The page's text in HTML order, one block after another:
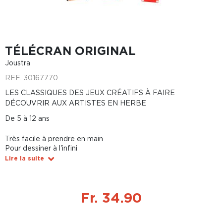
TÉLÉCRAN ORIGINAL
Joustra
REF. 30167770
LES CLASSIQUES DES JEUX CRÉATIFS À FAIRE
DÉCOUVRIR AUX ARTISTES EN HERBE
De 5 à 12 ans
Très facile à prendre en main
Pour dessiner à l'infini
Lire la suite
Fr. 34.90